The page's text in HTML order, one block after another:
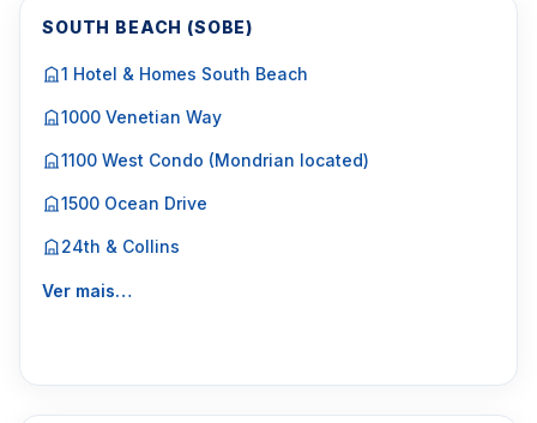
SOUTH BEACH (SOBE)
1 Hotel & Homes South Beach
1000 Venetian Way
1100 West Condo (Mondrian located)
1500 Ocean Drive
24th & Collins
Ver mais…